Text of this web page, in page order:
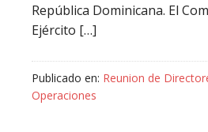
República Dominicana. El
Ejército […]
Publicado en: Reunion de
Operaciones